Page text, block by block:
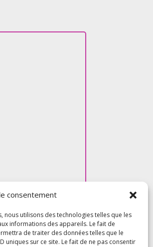
consentement
nous utilisons des technologies telles que les
informations des appareils. Le fait de
de traiter des données telles que le
uniques sur ce site. Le fait de ne pas consentir